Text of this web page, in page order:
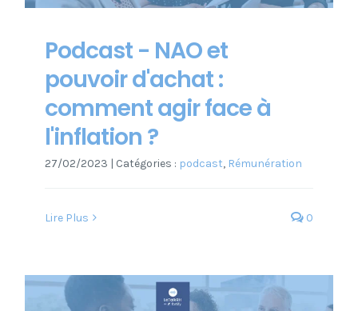
Podcast - NAO et
pouvoir d'achat :
comment agir face à
l'inflation ?
27/02/2023 | Catégories : podcast, Rémunération
Lire Plus 0